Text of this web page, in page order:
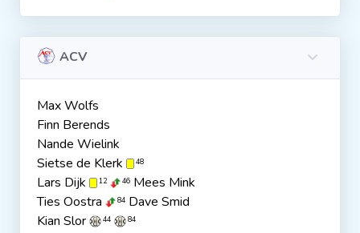
ACV
Max Wolfs
Finn Berends
Nande Wielink
Sietse de Klerk
48
Lars Dijk 12 46 Mees Mink
Ties Oostra
84 Dave Smid
Kian Slor
44 84